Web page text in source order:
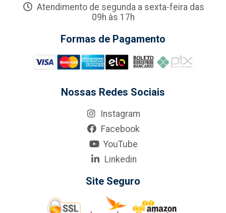
Atendimento de segunda a sexta-feira das
09h às 17h
Formas de Pagamento
Nossas Redes Sociais
Instagram
Facebook
YouTube
Linkedin
Site Seguro